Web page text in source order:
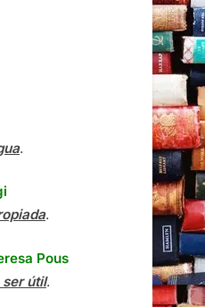
.
.
Pous
ser útil.